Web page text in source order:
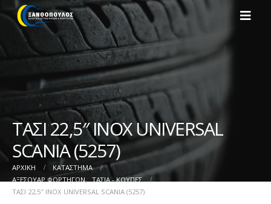
ΤΑΣΙ 22,5″ INOX UNIVERSAL
SCANIA (5257)
ΑΡΧΙΚΉ
ΚΑΤΆΣΤΗΜΑ
ΑΞΕΣΟΥΑΡ ΦΟΡΤΗΓΩΝ, ΤΑΣΙΑ - ΚΟΥΠΕΣ
ΤΑΣΙ 22,5″ INOX UNIVERSAL SCANIA (5257)